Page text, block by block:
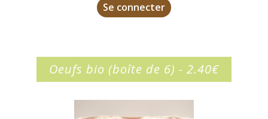
Se connecter
Oeufs bio (boîte de 6) - 2.40€